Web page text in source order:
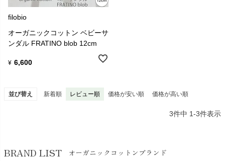
服の美しさと優雅さは、生活の中で非常に重要なものだと考えてい
ます。
赤ちゃんにフィットするよう設計され、自然素材を使い快適である
ことにFilobioの美しさがあるのです。
filobio
オーガニックコットン ベビーサ
ンダル FRATINO blob 12cm
¥ 6,600
並び替え 新着順 レビュー順 価格が安い順 価格が高い順
3件中 1-3件表示
BRAND LIST オーガニックコットンブランド